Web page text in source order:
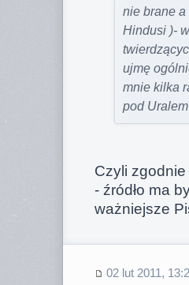
nie brane
Hindusi )-
ujmę
mnie kilka
pod
Czyli
- źródło ma
ważniejsze
02 lut 2011,